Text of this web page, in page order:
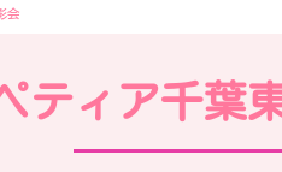
会
ティア千葉